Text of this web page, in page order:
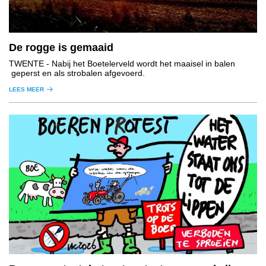
De rogge is gemaaid
TWENTE - Nabij het Boetelerveld wordt het maaisel in balen
geperst en als strobalen afgevoerd.
LEES MEER